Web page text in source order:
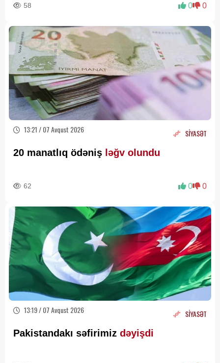
58 0 0
13:21 / 07 Avqust 2026 SİYASƏT
20 manatlıq ödəniş ləğv olundu
62 0 0
13:19 / 07 Avqust 2026 SİYASƏT
Pakistandakı səfirimiz dəyişdi